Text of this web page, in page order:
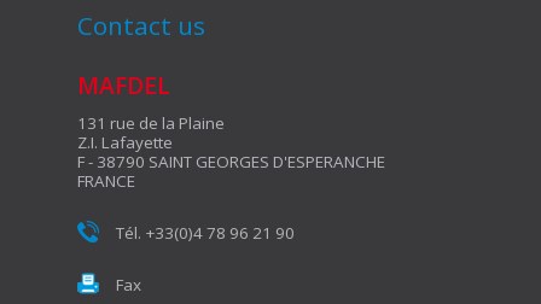
Contact us
MAFDEL
131 rue de la Plaine
Z.I. Lafayette
F - 38790 SAINT GEORGES D'ESPERANCHE
FRANCE
Tél. +33(0)4 78 96 21 90
Fax